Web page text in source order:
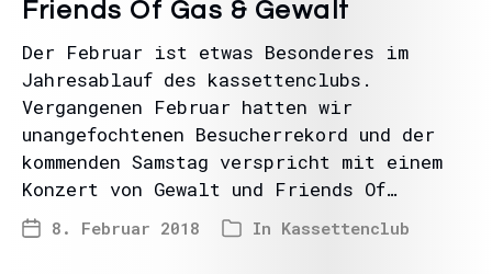
Friends Of Gas & Gewalt
Der Februar ist etwas Besonderes im
Jahresablauf des kassettenclubs.
Vergangenen Februar hatten wir
unangefochtenen Besucherrekord und der
kommenden Samstag verspricht mit einem
Konzert von Gewalt und Friends Of…
8. Februar 2018 In Kassettenclub